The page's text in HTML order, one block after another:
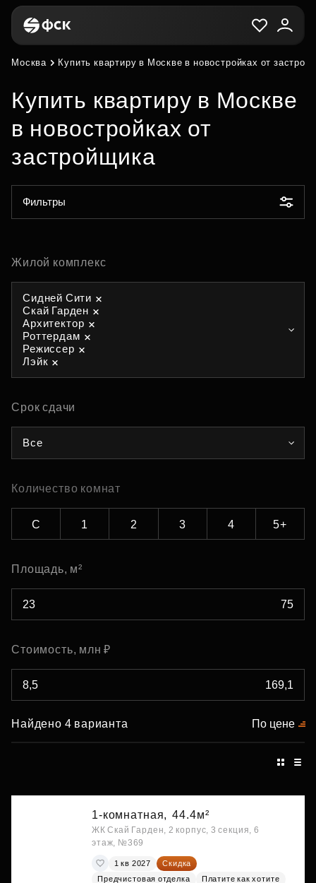
Москва Купить квартиру в Москве в новостройках от
Купить квартиру в Москве
в новостройках от
застройщика
Фильтры
Жилой комплекс
Сидней Сити
Скай Гарден
Архитектор
Роттердам
Режиссер
Лэйк
Срок сдачи
Все
Количество комнат
С 1 2 3 4 5+
Площадь, м²
Стоимость, млн ₽
Найдено 4 варианта По цене
1-комнатная, 44.4м²
ЖК Скай Гарден, 2 корпус, 3 секция, 6
этаж, №369
1 кв 2027
Скидка
Предчистовая отделка
Платите как хотите